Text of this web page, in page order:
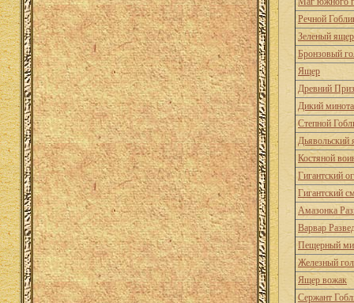
Речной
Зеленый ящер
Бронзовый
Ящер
Древний
Дикий
Степной
Дьявольский
Костяной
Гигантский
Гигантский
Амазонка
Варвар
Пещерный
Железный
Ящер вожак
Сержант